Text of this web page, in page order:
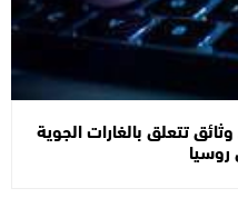
تتعلق بالغارات الجوية